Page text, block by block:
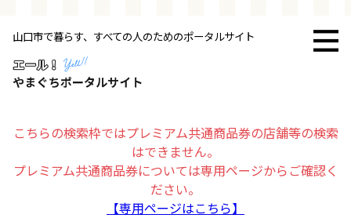
山口市で暮らす、すべての人のためのポータルサイト
こちらの検索枠ではプレミアム共通商品券の店舗等の検索
はできません。
プレミアム共通商品券については専用ページからご確認く
ださい。
【専用ページはこちら】
トップページ